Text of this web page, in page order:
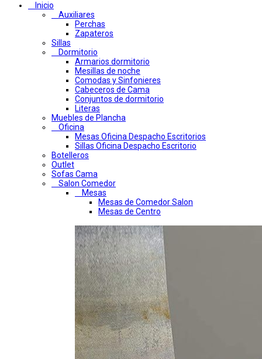
Inicio
Auxiliares
Perchas
Zapateros
Sillas
Dormitorio
Armarios dormitorio
Mesillas de noche
Comodas y Sinfonieres
Cabeceros de Cama
Conjuntos de dormitorio
Literas
Muebles de Plancha
Oficina
Mesas Oficina Despacho Escritorios
Sillas Oficina Despacho Escritorio
Botelleros
Outlet
Sofas Cama
Salon Comedor
Mesas
Mesas de Comedor Salon
Mesas de Centro